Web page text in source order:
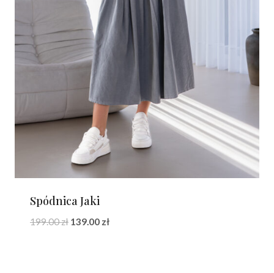
Spódnica Jaki
199.00zł Pierwotna
139.00 złAktualna